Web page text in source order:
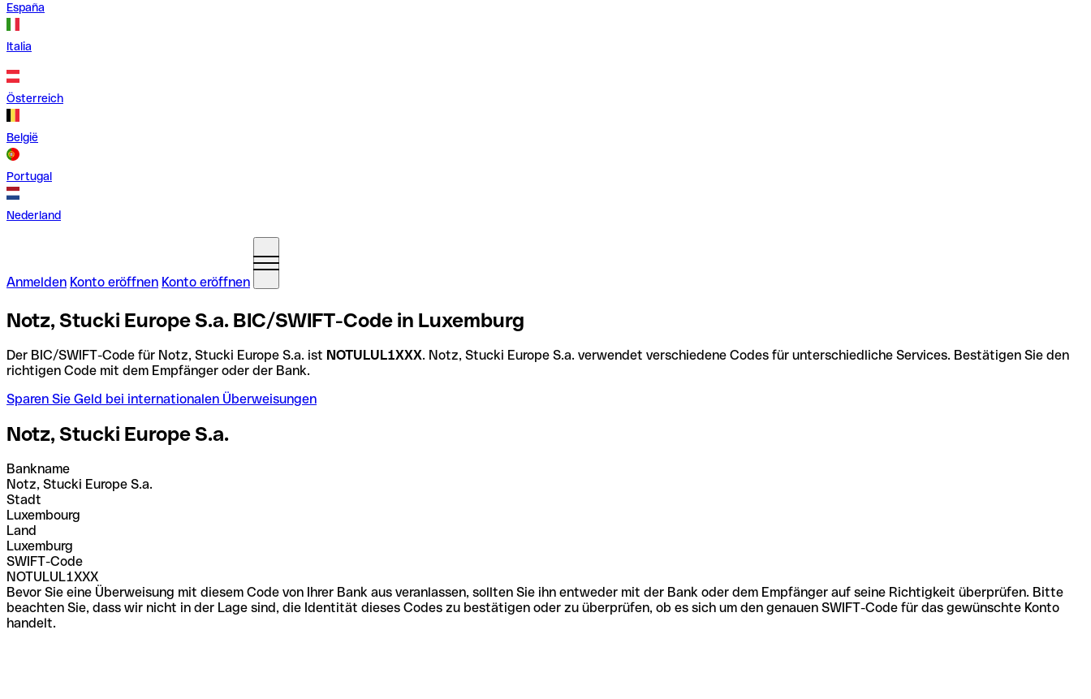
España
Italia
Österreich
België
Portugal
Nederland
Anmelden Konto eröffnen Konto eröffnen
Notz, Stucki Europe S.a. BIC/SWIFT-Code in Luxemburg
Der BIC/SWIFT-Code für Notz, Stucki Europe S.a. ist NOTULUL1XXX. Notz, Stucki Europe S.a. verwendet verschiedene Codes für unterschiedliche Services. Bestätigen Sie den
richtigen Code mit dem Empfänger oder der Bank.
Sparen Sie Geld bei internationalen Überweisungen
Notz, Stucki Europe S.a.
Bankname
Notz, Stucki Europe S.a.
Stadt
Luxembourg
Land
Luxemburg
SWIFT-Code
NOTULUL1XXX
Bevor Sie eine Überweisung mit diesem Code von Ihrer Bank aus veranlassen, sollten Sie ihn entweder mit der Bank oder dem Empfänger auf seine Richtigkeit überprüfen. Bitte
beachten Sie, dass wir nicht in der Lage sind, die Identität dieses Codes zu bestätigen oder zu überprüfen, ob es sich um den genauen SWIFT-Code für das gewünschte Konto
handelt.